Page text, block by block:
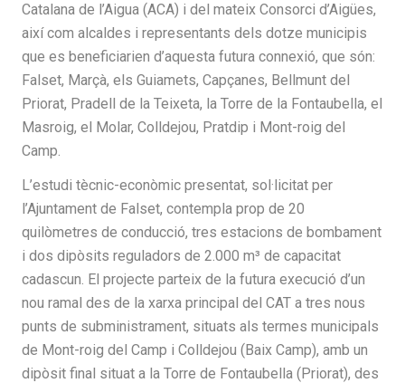
Catalana de l’Aigua (ACA) i del mateix Consorci d’Aigües,
així com alcaldes i representants dels dotze municipis
que es beneficiarien d’aquesta futura connexió, que són:
Falset, Marçà, els Guiamets, Capçanes, Bellmunt del
Priorat, Pradell de la Teixeta, la Torre de la Fontaubella, el
Masroig, el Molar, Colldejou, Pratdip i Mont-roig del
Camp.
L’estudi tècnic-econòmic presentat, sol·licitat per
l’Ajuntament de Falset, contempla prop de 20
quilòmetres de conducció, tres estacions de bombament
i dos dipòsits reguladors de 2.000 m³ de capacitat
cadascun. El projecte parteix de la futura execució d’un
nou ramal des de la xarxa principal del CAT a tres nous
punts de subministrament, situats als termes municipals
de Mont-roig del Camp i Colldejou (Baix Camp), amb un
dipòsit final situat a la Torre de Fontaubella (Priorat), des